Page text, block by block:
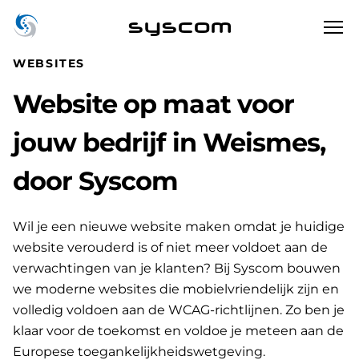
syscom
WEBSITES
Website op maat voor
jouw bedrijf in Weismes,
door Syscom
Wil je een nieuwe website maken omdat je huidige
website verouderd is of niet meer voldoet aan de
verwachtingen van je klanten? Bij Syscom bouwen
we moderne websites die mobielvriendelijk zijn en
volledig voldoen aan de WCAG-richtlijnen. Zo ben je
klaar voor de toekomst en voldoe je meteen aan de
Europese toegankelijkheidswetgeving.